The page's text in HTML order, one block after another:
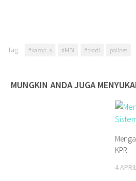
Tag: #kampus #MBI #prodi polines
MUNGKIN ANDA JUGA
KPR
4